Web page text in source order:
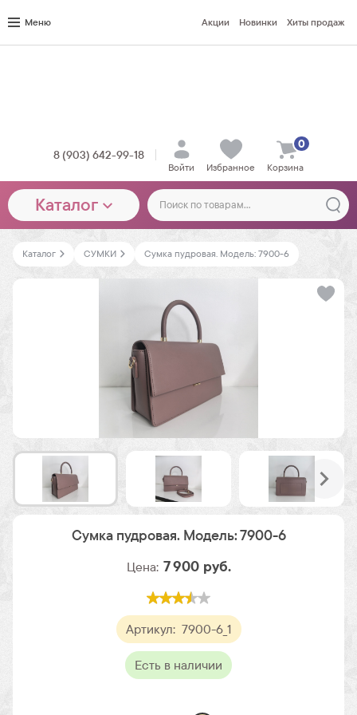
Меню Акции Новинки Хиты продаж
8 (903) 642-99-18
Войти Избранное Корзина
0
Каталог
Каталог СУМКИ Сумка пудровая. Модель: 7900-6
Сумка пудровая. Модель: 7900-6
Артикул: 7900-6_1
Есть в наличии
Цена: 7 900 руб.